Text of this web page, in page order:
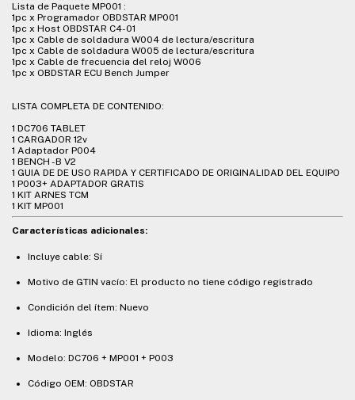
Lista de Paquete MP001 :
1pc x Programador OBDSTAR MP001
1pc x Host OBDSTAR C4-01
1pc x Cable de soldadura W004 de lectura/escritura
1pc x Cable de soldadura W005 de lectura/escritura
1pc x Cable de frecuencia del reloj W006
1pc x OBDSTAR ECU Bench Jumper
LISTA COMPLETA DE CONTENIDO:
1 DC706 TABLET
1 CARGADOR 12v
1 Adaptador P004
1 BENCH -B V2
1 GUIA DE DE USO RAPIDA Y CERTIFICADO DE ORIGINALIDAD DEL EQUIPO
1 P003+ ADAPTADOR GRATIS
1 KIT ARNES TCM
1 KIT MP001
Características adicionales:
Incluye cable: Sí
Motivo de GTIN vacío: El producto no tiene código registrado
Condición del ítem: Nuevo
Idioma: Inglés
Modelo: DC706 + MP001 + P003
Código OEM: OBDSTAR